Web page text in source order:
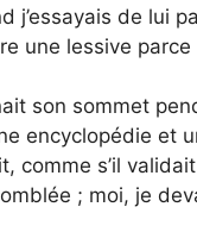
j’essayais de lui
une lessive
son sommet
encyclopédie et
comme s’il
; moi, je